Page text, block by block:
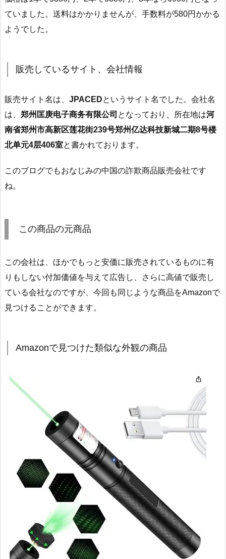
ていました。送料はかかりませんが、手数料が580円かかる
ようでした。
販売しているサイト、会社情報
販売サイト名は、 JPACEDというサイト名でした。会社名
は、 郑州匡庚电子商务有限公司 となっており、所在地は河
南省郑州市高新区莲花街239号郑州亿达科技新城二期8号楼
北单元4层406室と書かれております。
このブログでもおなじみの中国の詐欺商品販売会社です
ね。
この商品の元商品
この会社は、ほかでもっと安価に販売されているものに有
りもしない付加価値を与えて広告し、さらに高値で販売し
ている会社なのですが、今回も同じような商品をAmazonで
見つけることができます。
Amazonで見つけた類似な外観の商品